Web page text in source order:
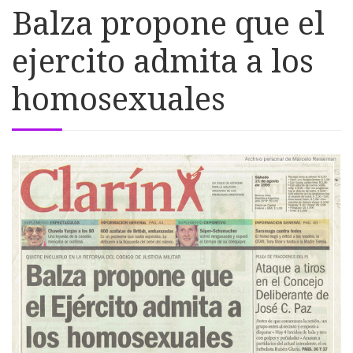
Balza propone que el
ejercito admita a los
homosexuales